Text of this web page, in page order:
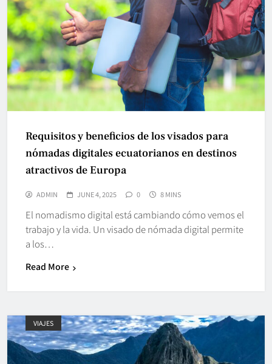
Requisitos y beneficios de los visados para
nómadas digitales ecuatorianos en destinos
atractivos de Europa
ADMIN JUNE 4, 2025 0 8 MINS
El nomadismo digital está cambiando cómo vemos el
trabajo y la vida. Un visado de nómada digital permite
a los…
Read More
VIAJES